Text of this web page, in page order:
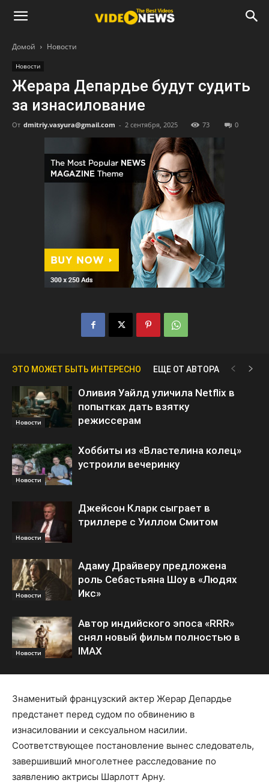
Домой Новости
Новости
Жерара Депардье будут судить
за изнасилование
От dmitriy.vasyura@gmail.com - 2 сентября, 2025 73 0
ЭТО МОЖЕТ БЫТЬ ИНТЕРЕСНО ЕЩЕ ОТ АВТОРА
Новости
Оливия Уайлд уличила Netflix в
попытках дать взятку
режиссерам
Новости
Хоббиты из «Властелина колец»
устроили вечеринку
Новости
Джейсон Кларк сыграет в
триллере с Уиллом Смитом
Новости
Адаму Драйверу предложена
роль Себастьяна Шоу в «Людях
Икс»
Новости
Автор индийского эпоса «RRR»
снял новый фильм полностью в
IMAX
Знаменитый французский актер Жерар Депардье
предстанет перед судом по обвинению в
изнасиловании и сексуальном насилии.
Соответствующее постановление вынес следователь,
завершивший многолетнее расследование по
заявлению актрисы Шарлотт Арну.